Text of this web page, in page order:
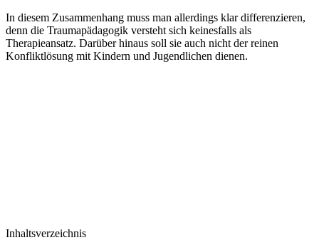
In diesem Zusammenhang muss man allerdings klar differenzieren,
denn die Traumapädagogik versteht sich keinesfalls als
Therapieansatz. Darüber hinaus soll sie auch nicht der reinen
Konfliktlösung mit Kindern und Jugendlichen dienen.
Inhaltsverzeichnis